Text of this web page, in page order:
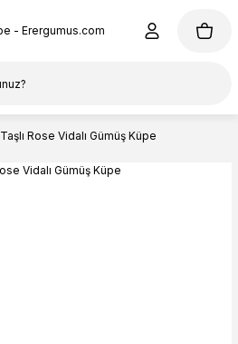
Taşlı Rose Vidalı Gümüş Küpe